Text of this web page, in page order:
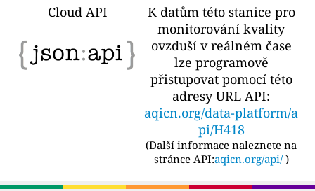
Cloud API
K datům této stanice pro
monitorování kvality
ovzduší v reálném čase
lze programově
přistupovat pomocí této
adresy URL API:
aqicn.org/data-platform/a
pi/H418
(Další informace naleznete na
stránce API:aqicn.org/api/ )